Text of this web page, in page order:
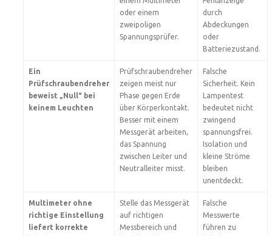
oder einem
zweipoligen
Spannungsprüfer.
durch
Abdeckungen
oder
Batteriezustand.
Ein
Prüfschraubendreher
beweist „Null“ bei
keinem Leuchten
Prüfschraubendreher
zeigen meist nur
Phase gegen Erde
über Körperkontakt.
Besser mit einem
Messgerät arbeiten,
das Spannung
zwischen Leiter und
Neutralleiter misst.
Falsche
Sicherheit. Kein
Lampentest
bedeutet nicht
zwingend
spannungsfrei.
Isolation und
kleine Ströme
bleiben
unentdeckt.
Multimeter ohne
richtige Einstellung
liefert korrekte
Stelle das Messgerät
auf richtigen
Messbereich und
Falsche
Messwerte
führen zu